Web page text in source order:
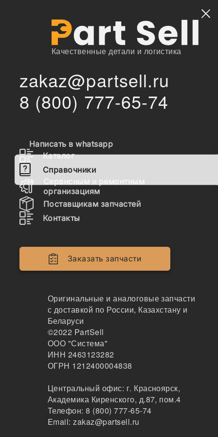
Качественные детали и логистика
zakaz@partsell.ru
8 (800) 777-65-74
Написать в whatsapp
Каталог
Справочники
Сервисным и ремонтным
организациям
Поставщикам запчастей
Контакты
Заказать запчасти
Оригинальные и аналоговые запчасти
с доставкой по России, Казахстану и
Беларуси
©2022 PartSell
ООО "Система"
ИНН 2463123282
ОГРН 1212400004838
Центральный офис: г. Красноярск,
Академика Киренского, д.87, пом.4
Телефон:8 (800) 777-65-74
Email:zakaz@partsell.ru
Найти
Главная/Справочники/Hitachi/Экскаваторы/
ZX870LCH-3
Запчасти Hitachi
P1JB-1-3 HYDRAULIC EXCAVATOR PARTS CATALOG
CATALOG